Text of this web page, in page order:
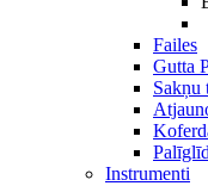
Failes
Gutta
Sakņu
Instrumenti